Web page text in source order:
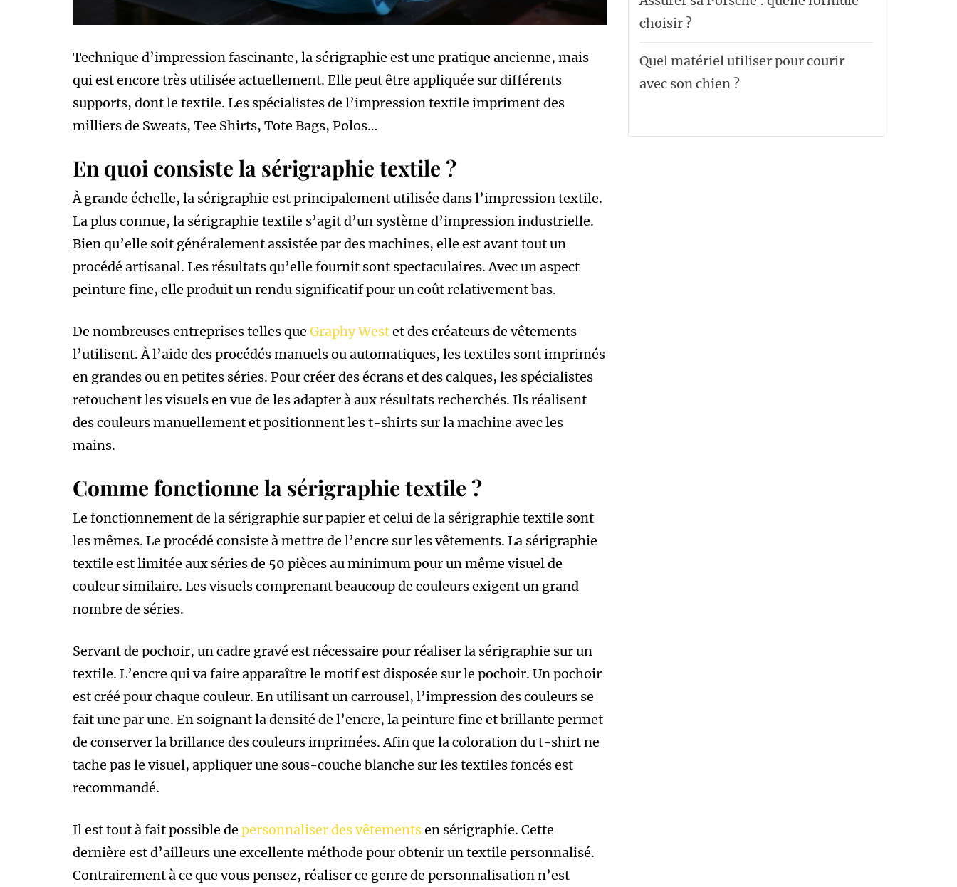
Technique d’impression fascinante, la sérigraphie est une pratique ancienne, mais
qui est encore très utilisée actuellement. Elle peut être appliquée sur différents
supports, dont le textile. Les spécialistes de l’impression textile impriment des
milliers de Sweats, Tee Shirts, Tote Bags, Polos…
En quoi consiste la sérigraphie textile ?
À grande échelle, la sérigraphie est principalement utilisée dans l’impression textile.
La plus connue, la sérigraphie textile s’agit d’un système d’impression industrielle.
Bien qu’elle soit généralement assistée par des machines, elle est avant tout un
procédé artisanal. Les résultats qu’elle fournit sont spectaculaires. Avec un aspect
peinture fine, elle produit un rendu significatif pour un coût relativement bas.
De nombreuses entreprises telles que Graphy Westet des créateurs de vêtements
l’utilisent. À l’aide des procédés manuels ou automatiques, les textiles sont imprimés
en grandes ou en petites séries. Pour créer des écrans et des calques, les spécialistes
retouchent les visuels en vue de les adapter à aux résultats recherchés. Ils réalisent
des couleurs manuellement et positionnent les t-shirts sur la machine avec les
mains.
Comme fonctionne la sérigraphie textile ?
Le fonctionnement de la sérigraphie sur papier et celui de la sérigraphie textile sont
les mêmes. Le procédé consiste à mettre de l’encre sur les vêtements. La sérigraphie
textile est limitée aux séries de 50 pièces au minimum pour un même visuel de
couleur similaire. Les visuels comprenant beaucoup de couleurs exigent un grand
nombre de séries.
Servant de pochoir, un cadre gravé est nécessaire pour réaliser la sérigraphie sur un
textile. L’encre qui va faire apparaître le motif est disposée sur le pochoir. Un pochoir
est créé pour chaque couleur. En utilisant un carrousel, l’impression des couleurs se
fait une par une. En soignant la densité de l’encre, la peinture fine et brillante permet
de conserver la brillance des couleurs imprimées. Afin que la coloration du t-shirt ne
tache pas le visuel, appliquer une sous-couche blanche sur les textiles foncés est
recommandé.
Il est tout à fait possible de personnaliser des vêtementsen sérigraphie. Cette
dernière est d’ailleurs une excellente méthode pour obtenir un textile personnalisé.
Contrairement à ce que vous pensez, réaliser ce genre de personnalisation n’est
choisir ?
Quel matériel utiliser pour courir
avec son chien ?